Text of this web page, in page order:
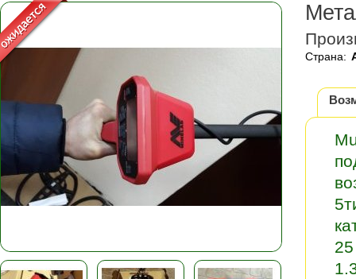
Страна: